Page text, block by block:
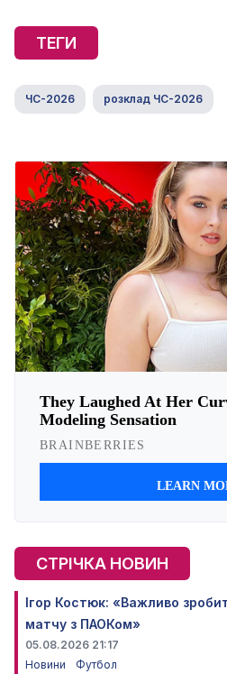
ТЕГИ
ЧС-2026 розклад ЧС-2026
СТРІЧКА НОВИН
Ігор Костюк: «Важливо
матчу з ПАОКом»
05.08.2026 21:17
Новини
Футбол